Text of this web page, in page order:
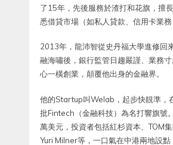
了15年，先後服務於渣打和花旗，擅
悉借貸市場（如私人貸款、信用卡業務
2013年，龍沛智從史丹福大學進修回
融海嘯後，銀行監管日趨嚴謹、業務
心一橫創業，顛覆他出身的金融界。
他的Startup叫Welab，起步快靚準，
批Fintech（金融科技）為名打響旗號
萬美元，投資者包括紅杉資本、TOM
Yuri Milner等，一口氣在中港兩地設